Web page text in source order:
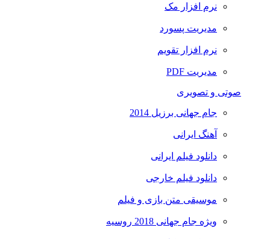
نرم افزار مک
مدیریت پسورد
نرم افزار تقویم
مدیریت PDF
صوتی و تصویری
جام جهانی برزیل 2014
آهنگ ایرانی
دانلود فیلم ایرانی
دانلود فیلم خارجی
موسیقی متن بازی و فیلم
ویژه جام جهانی 2018 روسیه